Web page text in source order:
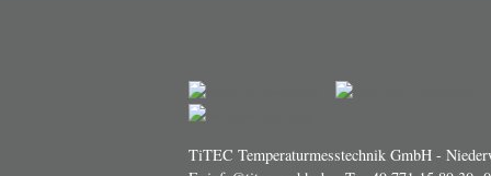
TiTEC Temperaturmesstechnik GmbH -